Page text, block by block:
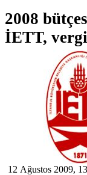
2008
İETT,
12 Ağustos 2009,